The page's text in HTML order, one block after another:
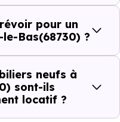
Voici les repères de
à Ranspach-le-
pour un
Bas(68730) ?
neufs à
sont-ils
locatif ?